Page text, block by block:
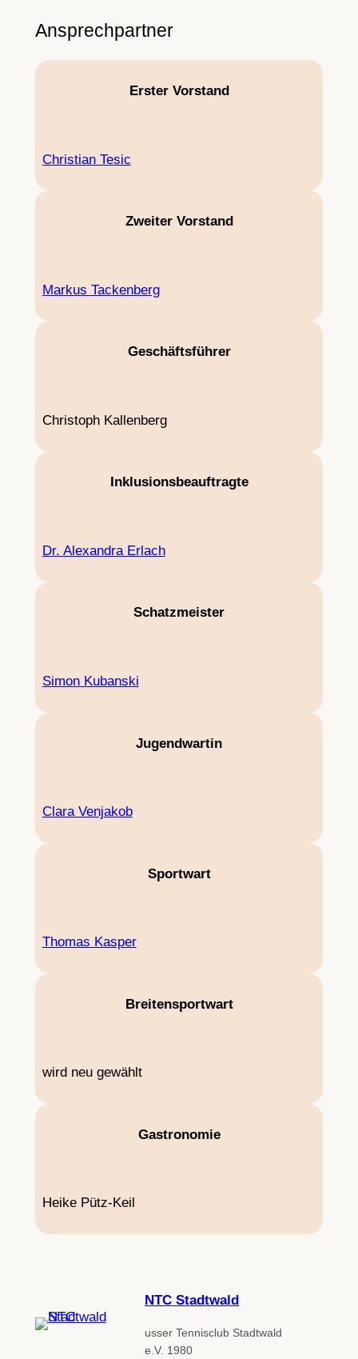
Ansprechpartner
Erster Vorstand
Christian Tesic
Zweiter Vorstand
Markus Tackenberg
Geschäftsführer
Christoph Kallenberg
Inklusionsbeauftragte
Dr. Alexandra Erlach
Schatzmeister
Simon Kubanski
Jugendwartin
Clara Venjakob
Sportwart
Thomas Kasper
Breitensportwart
wird neu gewählt
Gastronomie
Heike Pütz-Keil
NTC Stadtwald
usser Tennisclub Stadtwald
e.V. 1980